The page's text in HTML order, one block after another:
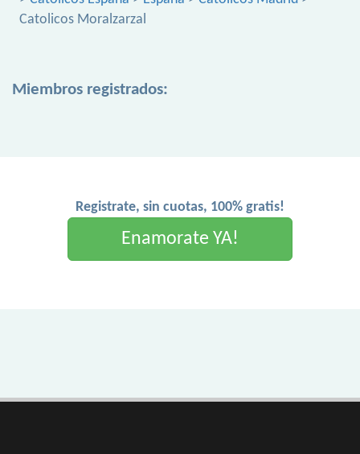
Catolicos Moralzarzal
Miembros registrados:
Registrate, sin cuotas, 100% gratis!
Enamorate YA!